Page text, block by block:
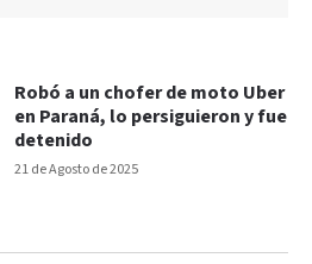
21 de Agosto de 2025
Robó a un chofer de moto Uber
en Paraná, lo persiguieron y fue
detenido